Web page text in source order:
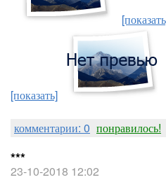
[показать]
комментарии: 0 понравилось!
***
23-10-2018 12:02